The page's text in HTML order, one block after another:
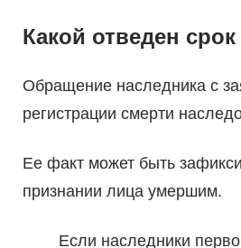
Какой отведен срок
Обращение наследника с
регистрации смерти
Ее факт может быть
признании лица умершим.
Если наследники